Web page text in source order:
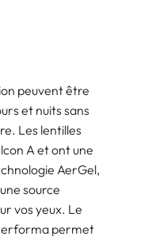
peuvent être
et nuits sans
Les lentilles
A et ont une
AerGel,
source
vos yeux. Le
permet